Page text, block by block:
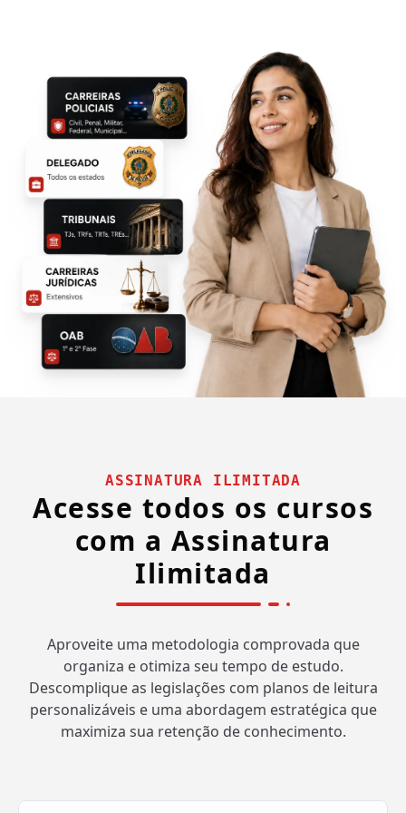
ASSINATURA ILIMITADA
Acesse todos os cursos
com a Assinatura
Ilimitada
Aproveite uma metodologia comprovada que
organiza e otimiza seu tempo de estudo.
Descomplique as legislações com planos de leitura
personalizáveis e uma abordagem estratégica que
maximiza sua retenção de conhecimento.